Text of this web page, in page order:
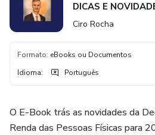
DICAS E
Ciro Rocha
Formato: eBooks ou Documentos
Idioma: Português
O E-Book trás as novidades da
Renda das Pessoas Físicas para